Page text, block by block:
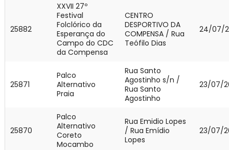
25882
XXVII 27º
Festival
Folclórico da
Esperança do
Campo do CDC
da Compensa
CENTRO
DESPORTIVO DA
COMPENSA / Rua
Teófilo Dias
24/07/
25871
Palco
Alternativo
Praia
Rua Santo
Agostinho s/n /
Rua Santo
Agostinho
23/07/
25870
Palco
Alternativo
Coreto
Mocambo
Rua Emidio Lopes
/ Rua Emídio
Lopes
23/07/